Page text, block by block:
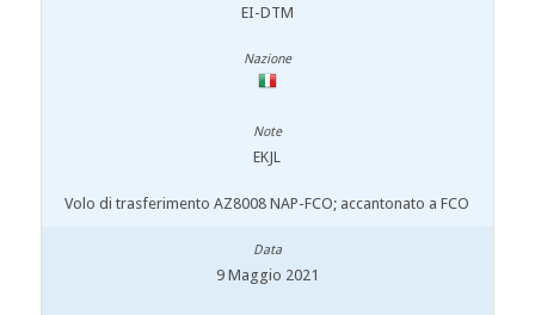
EI-DTM
EKJL
Volo di trasferimento AZ8008 NAP-FCO; accantonato a FCO
9 Maggio 2021